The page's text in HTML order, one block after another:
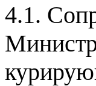
4.1.